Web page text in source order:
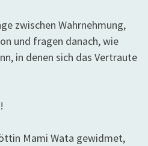
zwischen Wahrnehmung,
und fragen danach, wie
in denen sich das Vertraute
Mami Wata gewidmet,